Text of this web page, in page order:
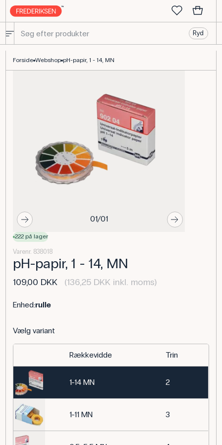
Ryd
Forside Webshop pH-papir, 1 - 14, MN
01/01
222 på lager
Varenr. 838018
pH-papir, 1 - 14, MN
109,00 DKK (136,25 DKK inkl. moms)
Enhed:rulle
Vælg variant
Rækkevidde Trin
1-14 MN 2
1-11 MN 3